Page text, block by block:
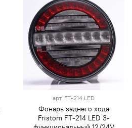
арт. FT-214 LED
Фонарь заднего хода
Fristom FT-214 LED 3-